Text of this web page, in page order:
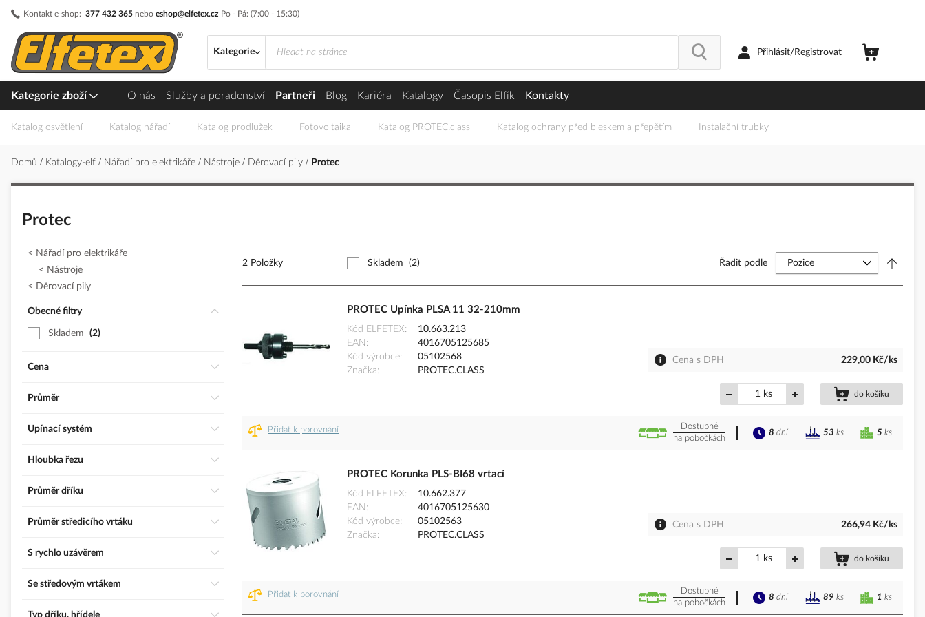
Kontakt e-shop: 377 432 365 nebo eshop@elfetex.cz Po - Pá: (7:00 - 15:30)
Přejít
obsah
Kategorie
Přihlásit/Registrovat
Kategorie zboží O nás Služby a poradenství Partneři Blog Kariéra Katalogy Časopis Elfík Kontakty
Katalog osvětlení Katalog nářadí Katalog prodlužek Fotovoltaika Katalog PROTEC.class Katalog ochrany před bleskem a přepětím Instalační trubky
Domů Katalogy-elf Nářadí pro elektrikáře Nástroje Děrovací pily Protec
Protec
2 Položky Skladem (2) Řadit podle
PROTEC Upínka PLSA 11 32-210mm
Kód ELFETEX
10.663.213
EAN
4016705125685
Kód výrobce
05102568
Značka
PROTEC.CLASS
Cena s DPH 229,00 Kč/ks
ks do košíku
Přidat k porovnání
Dostupné
na pobočkách
5 ks
8 dní 53 ks
PROTEC Korunka PLS-BI68 vrtací
Kód ELFETEX
10.662.377
EAN
4016705125630
Kód výrobce
05102563
Značka
PROTEC.CLASS
Cena s DPH 266,94 Kč/ks
ks do košíku
Přidat k porovnání
Dostupné
na pobočkách
1 ks
8 dní 89 ks
Nářadí pro elektrikáře
Nástroje
Děrovací pily
Obecné filtry
Skladem 2
Cena
Průměr
Upínací systém
Hloubka řezu
Průměr dříku
Průměr středicího vrtáku
S rychlo uzávěrem
Se středovým vrtákem